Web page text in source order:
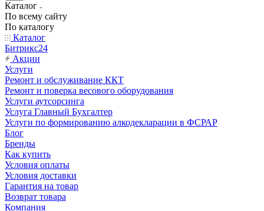
Каталог
По всему сайту
По каталогу
Каталог
Битрикс24
Акции
Услуги
Ремонт и обслуживание ККТ
Ремонт и поверка весового оборудования
Услуги аутсорсинга
Услуга Главный Бухгалтер
Услуги по формированию алкодекларации в ФСРАР
Блог
Бренды
Как купить
Условия оплаты
Условия доставки
Гарантия на товар
Возврат товара
Компания